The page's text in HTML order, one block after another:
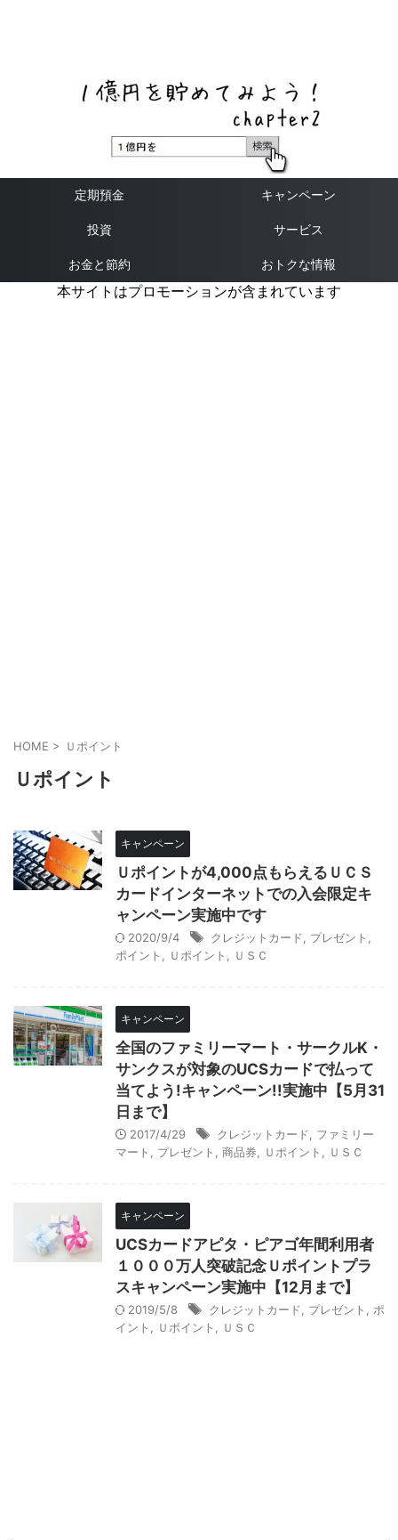
定期預金 キャンペーン
投資 サービス
お金と節約 おトクな情報
本サイトはプロモーションが含まれています
HOME > Ｕポイント
Ｕポイント
キャンペーン
Ｕポイントが4,000点もらえるＵＣＳ
カードインターネットでの入会限定キ
ャンペーン実施中です
2020/9/4 クレジットカード プレゼント
ポイント
Ｕポイント ＵＳＣ
キャンペーン
全国のファミリーマート・サークルK・
サンクスが対象のUCSカードで払って
当てよう!キャンペーン!!実施中【5月31
日まで】
2017/4/29 クレジットカード
ファミリー
マート
プレゼント 商品券 Ｕポイント ＵＳＣ
キャンペーン
UCSカードアピタ・ピアゴ年間利用者
１０００万人突破記念Ｕポイントプラ
スキャンペーン実施中【12月まで】
2019/5/8 クレジットカード プレゼント
ポ
イント
Ｕポイント ＵＳＣ